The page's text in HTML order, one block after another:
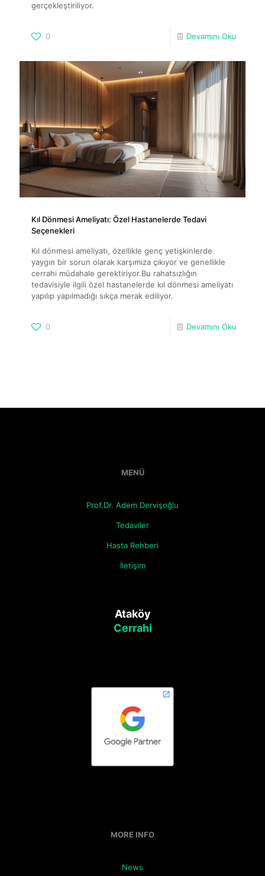
gerçekleştiriliyor.
0 Devamını Oku
Kıl Dönmesi Ameliyatı: Özel Hastanelerde Tedavi
Seçenekleri
Kıl dönmesi ameliyatı, özellikle genç yetişkinlerde
yaygın bir sorun olarak karşımıza çıkıyor ve genellikle
cerrahi müdahale gerektiriyor.Bu rahatsızlığın
tedavisiyle ilgili özel hastanelerde kıl dönmesi ameliyatı
yapılıp yapılmadığı sıkça merak ediliyor.
0 Devamını Oku
MENÜ
Prof.Dr. Adem Dervişoğlu
Tedaviler
Hasta Rehberi
İletişim
Ataköy
Cerrahi
MORE INFO
News